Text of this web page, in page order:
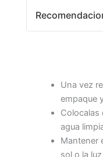
Una vez
empaque
Colocalas
agua
Mantener
sol o la